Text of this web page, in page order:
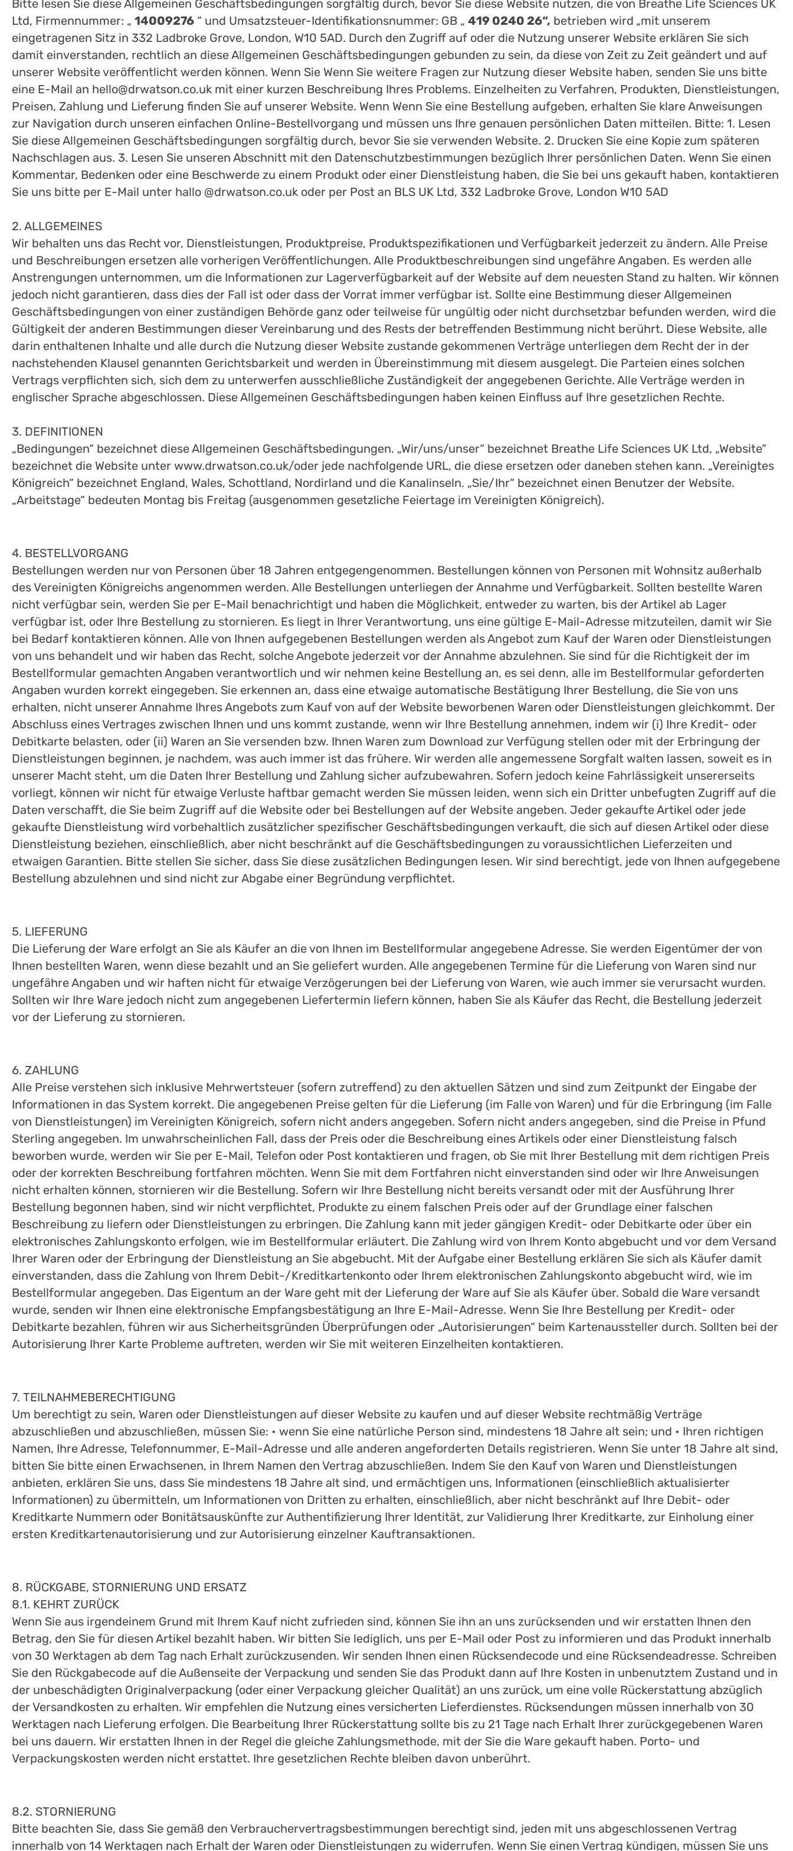
Bitte lesen Sie diese Allgemeinen Geschäftsbedingungen sorgfältig durch, bevor Sie diese Website nutzen, die von Breathe Life Sciences UK
Ltd, Firmennummer: „ 14009276 “ und Umsatzsteuer-Identifikationsnummer: GB „ 419 0240 26“, betrieben wird „mit unserem
eingetragenen Sitz in 332 Ladbroke Grove, London, W10 5AD. Durch den Zugriff auf oder die Nutzung unserer Website erklären Sie sich
damit einverstanden, rechtlich an diese Allgemeinen Geschäftsbedingungen gebunden zu sein, da diese von Zeit zu Zeit geändert und auf
unserer Website veröffentlicht werden können. Wenn Sie Wenn Sie weitere Fragen zur Nutzung dieser Website haben, senden Sie uns bitte
eine E-Mail an hello@drwatson.co.uk mit einer kurzen Beschreibung Ihres Problems. Einzelheiten zu Verfahren, Produkten, Dienstleistungen,
Preisen, Zahlung und Lieferung finden Sie auf unserer Website. Wenn Wenn Sie eine Bestellung aufgeben, erhalten Sie klare Anweisungen
zur Navigation durch unseren einfachen Online-Bestellvorgang und müssen uns Ihre genauen persönlichen Daten mitteilen. Bitte: 1. Lesen
Sie diese Allgemeinen Geschäftsbedingungen sorgfältig durch, bevor Sie sie verwenden Website. 2. Drucken Sie eine Kopie zum späteren
Nachschlagen aus. 3. Lesen Sie unseren Abschnitt mit den Datenschutzbestimmungen bezüglich Ihrer persönlichen Daten. Wenn Sie einen
Kommentar, Bedenken oder eine Beschwerde zu einem Produkt oder einer Dienstleistung haben, die Sie bei uns gekauft haben, kontaktieren
Sie uns bitte per E-Mail unter hallo @drwatson.co.uk oder per Post an BLS UK Ltd, 332 Ladbroke Grove, London W10 5AD
2. ALLGEMEINES
Wir behalten uns das Recht vor, Dienstleistungen, Produktpreise, Produktspezifikationen und Verfügbarkeit jederzeit zu ändern. Alle Preise
und Beschreibungen ersetzen alle vorherigen Veröffentlichungen. Alle Produktbeschreibungen sind ungefähre Angaben. Es werden alle
Anstrengungen unternommen, um die Informationen zur Lagerverfügbarkeit auf der Website auf dem neuesten Stand zu halten. Wir können
jedoch nicht garantieren, dass dies der Fall ist oder dass der Vorrat immer verfügbar ist. Sollte eine Bestimmung dieser Allgemeinen
Geschäftsbedingungen von einer zuständigen Behörde ganz oder teilweise für ungültig oder nicht durchsetzbar befunden werden, wird die
Gültigkeit der anderen Bestimmungen dieser Vereinbarung und des Rests der betreffenden Bestimmung nicht berührt. Diese Website, alle
darin enthaltenen Inhalte und alle durch die Nutzung dieser Website zustande gekommenen Verträge unterliegen dem Recht der in der
nachstehenden Klausel genannten Gerichtsbarkeit und werden in Übereinstimmung mit diesem ausgelegt. Die Parteien eines solchen
Vertrags verpflichten sich, sich dem zu unterwerfen ausschließliche Zuständigkeit der angegebenen Gerichte. Alle Verträge werden in
englischer Sprache abgeschlossen. Diese Allgemeinen Geschäftsbedingungen haben keinen Einfluss auf Ihre gesetzlichen Rechte.
3. DEFINITIONEN
„Bedingungen“ bezeichnet diese Allgemeinen Geschäftsbedingungen. „Wir/uns/unser“ bezeichnet Breathe Life Sciences UK Ltd, „Website“
bezeichnet die Website unter www.drwatson.co.uk/oder jede nachfolgende URL, die diese ersetzen oder daneben stehen kann. „Vereinigtes
Königreich“ bezeichnet England, Wales, Schottland, Nordirland und die Kanalinseln. „Sie/Ihr“ bezeichnet einen Benutzer der Website.
„Arbeitstage“ bedeuten Montag bis Freitag (ausgenommen gesetzliche Feiertage im Vereinigten Königreich).
4. BESTELLVORGANG
Bestellungen werden nur von Personen über 18 Jahren entgegengenommen. Bestellungen können von Personen mit Wohnsitz außerhalb
des Vereinigten Königreichs angenommen werden. Alle Bestellungen unterliegen der Annahme und Verfügbarkeit. Sollten bestellte Waren
nicht verfügbar sein, werden Sie per E-Mail benachrichtigt und haben die Möglichkeit, entweder zu warten, bis der Artikel ab Lager
verfügbar ist, oder Ihre Bestellung zu stornieren. Es liegt in Ihrer Verantwortung, uns eine gültige E-Mail-Adresse mitzuteilen, damit wir Sie
bei Bedarf kontaktieren können. Alle von Ihnen aufgegebenen Bestellungen werden als Angebot zum Kauf der Waren oder Dienstleistungen
von uns behandelt und wir haben das Recht, solche Angebote jederzeit vor der Annahme abzulehnen. Sie sind für die Richtigkeit der im
Bestellformular gemachten Angaben verantwortlich und wir nehmen keine Bestellung an, es sei denn, alle im Bestellformular geforderten
Angaben wurden korrekt eingegeben. Sie erkennen an, dass eine etwaige automatische Bestätigung Ihrer Bestellung, die Sie von uns
erhalten, nicht unserer Annahme Ihres Angebots zum Kauf von auf der Website beworbenen Waren oder Dienstleistungen gleichkommt. Der
Abschluss eines Vertrages zwischen Ihnen und uns kommt zustande, wenn wir Ihre Bestellung annehmen, indem wir (i) Ihre Kredit- oder
Debitkarte belasten, oder (ii) Waren an Sie versenden bzw. Ihnen Waren zum Download zur Verfügung stellen oder mit der Erbringung der
Dienstleistungen beginnen, je nachdem, was auch immer ist das frühere. Wir werden alle angemessene Sorgfalt walten lassen, soweit es in
unserer Macht steht, um die Daten Ihrer Bestellung und Zahlung sicher aufzubewahren. Sofern jedoch keine Fahrlässigkeit unsererseits
vorliegt, können wir nicht für etwaige Verluste haftbar gemacht werden Sie müssen leiden, wenn sich ein Dritter unbefugten Zugriff auf die
Daten verschafft, die Sie beim Zugriff auf die Website oder bei Bestellungen auf der Website angeben. Jeder gekaufte Artikel oder jede
gekaufte Dienstleistung wird vorbehaltlich zusätzlicher spezifischer Geschäftsbedingungen verkauft, die sich auf diesen Artikel oder diese
Dienstleistung beziehen, einschließlich, aber nicht beschränkt auf die Geschäftsbedingungen zu voraussichtlichen Lieferzeiten und
etwaigen Garantien. Bitte stellen Sie sicher, dass Sie diese zusätzlichen Bedingungen lesen. Wir sind berechtigt, jede von Ihnen aufgegebene
Bestellung abzulehnen und sind nicht zur Abgabe einer Begründung verpflichtet.
5. LIEFERUNG
Die Lieferung der Ware erfolgt an Sie als Käufer an die von Ihnen im Bestellformular angegebene Adresse. Sie werden Eigentümer der von
Ihnen bestellten Waren, wenn diese bezahlt und an Sie geliefert wurden. Alle angegebenen Termine für die Lieferung von Waren sind nur
ungefähre Angaben und wir haften nicht für etwaige Verzögerungen bei der Lieferung von Waren, wie auch immer sie verursacht wurden.
Sollten wir Ihre Ware jedoch nicht zum angegebenen Liefertermin liefern können, haben Sie als Käufer das Recht, die Bestellung jederzeit
vor der Lieferung zu stornieren.
6. ZAHLUNG
Alle Preise verstehen sich inklusive Mehrwertsteuer (sofern zutreffend) zu den aktuellen Sätzen und sind zum Zeitpunkt der Eingabe der
Informationen in das System korrekt. Die angegebenen Preise gelten für die Lieferung (im Falle von Waren) und für die Erbringung (im Falle
von Dienstleistungen) im Vereinigten Königreich, sofern nicht anders angegeben. Sofern nicht anders angegeben, sind die Preise in Pfund
Sterling angegeben. Im unwahrscheinlichen Fall, dass der Preis oder die Beschreibung eines Artikels oder einer Dienstleistung falsch
beworben wurde, werden wir Sie per E-Mail, Telefon oder Post kontaktieren und fragen, ob Sie mit Ihrer Bestellung mit dem richtigen Preis
oder der korrekten Beschreibung fortfahren möchten. Wenn Sie mit dem Fortfahren nicht einverstanden sind oder wir Ihre Anweisungen
nicht erhalten können, stornieren wir die Bestellung. Sofern wir Ihre Bestellung nicht bereits versandt oder mit der Ausführung Ihrer
Bestellung begonnen haben, sind wir nicht verpflichtet, Produkte zu einem falschen Preis oder auf der Grundlage einer falschen
Beschreibung zu liefern oder Dienstleistungen zu erbringen. Die Zahlung kann mit jeder gängigen Kredit- oder Debitkarte oder über ein
elektronisches Zahlungskonto erfolgen, wie im Bestellformular erläutert. Die Zahlung wird von Ihrem Konto abgebucht und vor dem Versand
Ihrer Waren oder der Erbringung der Dienstleistung an Sie abgebucht. Mit der Aufgabe einer Bestellung erklären Sie sich als Käufer damit
einverstanden, dass die Zahlung von Ihrem Debit-/Kreditkartenkonto oder Ihrem elektronischen Zahlungskonto abgebucht wird, wie im
Bestellformular angegeben. Das Eigentum an der Ware geht mit der Lieferung der Ware auf Sie als Käufer über. Sobald die Ware versandt
wurde, senden wir Ihnen eine elektronische Empfangsbestätigung an Ihre E-Mail-Adresse. Wenn Sie Ihre Bestellung per Kredit- oder
Debitkarte bezahlen, führen wir aus Sicherheitsgründen Überprüfungen oder „Autorisierungen“ beim Kartenaussteller durch. Sollten bei der
Autorisierung Ihrer Karte Probleme auftreten, werden wir Sie mit weiteren Einzelheiten kontaktieren.
7. TEILNAHMEBERECHTIGUNG
Um berechtigt zu sein, Waren oder Dienstleistungen auf dieser Website zu kaufen und auf dieser Website rechtmäßig Verträge
abzuschließen und abzuschließen, müssen Sie: • wenn Sie eine natürliche Person sind, mindestens 18 Jahre alt sein; und • Ihren richtigen
Namen, Ihre Adresse, Telefonnummer, E-Mail-Adresse und alle anderen angeforderten Details registrieren. Wenn Sie unter 18 Jahre alt sind,
bitten Sie bitte einen Erwachsenen, in Ihrem Namen den Vertrag abzuschließen. Indem Sie den Kauf von Waren und Dienstleistungen
anbieten, erklären Sie uns, dass Sie mindestens 18 Jahre alt sind, und ermächtigen uns, Informationen (einschließlich aktualisierter
Informationen) zu übermitteln, um Informationen von Dritten zu erhalten, einschließlich, aber nicht beschränkt auf Ihre Debit- oder
Kreditkarte Nummern oder Bonitätsauskünfte zur Authentifizierung Ihrer Identität, zur Validierung Ihrer Kreditkarte, zur Einholung einer
ersten Kreditkartenautorisierung und zur Autorisierung einzelner Kauftransaktionen.
8. RÜCKGABE, STORNIERUNG UND ERSATZ
8.1. KEHRT ZURÜCK
Wenn Sie aus irgendeinem Grund mit Ihrem Kauf nicht zufrieden sind, können Sie ihn an uns zurücksenden und wir erstatten Ihnen den
Betrag, den Sie für diesen Artikel bezahlt haben. Wir bitten Sie lediglich, uns per E-Mail oder Post zu informieren und das Produkt innerhalb
von 30 Werktagen ab dem Tag nach Erhalt zurückzusenden. Wir senden Ihnen einen Rücksendecode und eine Rücksendeadresse. Schreiben
Sie den Rückgabecode auf die Außenseite der Verpackung und senden Sie das Produkt dann auf Ihre Kosten in unbenutztem Zustand und in
der unbeschädigten Originalverpackung (oder einer Verpackung gleicher Qualität) an uns zurück, um eine volle Rückerstattung abzüglich
der Versandkosten zu erhalten. Wir empfehlen die Nutzung eines versicherten Lieferdienstes. Rücksendungen müssen innerhalb von 30
Werktagen nach Lieferung erfolgen. Die Bearbeitung Ihrer Rückerstattung sollte bis zu 21 Tage nach Erhalt Ihrer zurückgegebenen Waren
bei uns dauern. Wir erstatten Ihnen in der Regel die gleiche Zahlungsmethode, mit der Sie die Ware gekauft haben. Porto- und
Verpackungskosten werden nicht erstattet. Ihre gesetzlichen Rechte bleiben davon unberührt.
8.2. STORNIERUNG
Bitte beachten Sie, dass Sie gemäß den Verbrauchervertragsbestimmungen berechtigt sind, jeden mit uns abgeschlossenen Vertrag
innerhalb von 14 Werktagen nach Erhalt der Waren oder Dienstleistungen zu widerrufen. Wenn Sie einen Vertrag kündigen, müssen Sie uns